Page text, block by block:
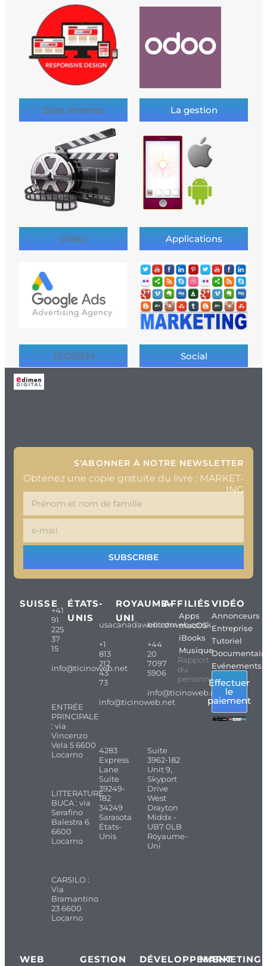
Sites Internet La gestion
Vidéo Applications
SEO/SEM Social
S'ABONNER À NOTRE NEWSLETTER
Obtenez une copie gratuite du livre : MARKET-
ING
SUBSCRIBE
SUISSE
+41
91
225
37
15
info@ticinoweb.net
ENTRÉE
PRINCIPALE
: via
Vincenzo
Vela 5 6600
Locarno
LITTERATURE
BUCA : via
Serafino
Balestra 6
6600
Locarno
CARSILO :
Via
Bramantino
23 6600
Locarno
ÉTATS-
UNIS
usacanadaweb.com
+1
813
212
43
73
info@ticinoweb.net
4283
Express
Lane
Suite
39249-
182
34249
Sarasota
États-
Unis
ROYAUME-
UNI
britishweb.co.uk
+44
20
7097
5906
info@ticinoweb.net
Suite
3962-182
Unit 9,
Skyport
Drive
West
Drayton
Middx -
UB7 0LB
Royaume-
Uni
AFFILIÉS
Apps
macOS
iBooks
Musique
Rapport
du
personnel
VIDÉO
Annonceurs
Entreprise
Tutoriel
Evénements
Effectuer
le
paiement
WEB GESTION
DÉVELOPPEMENT
MARKETING